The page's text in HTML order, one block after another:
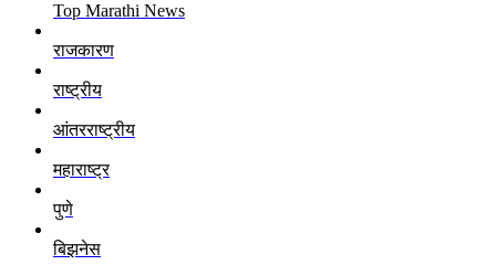
Top Marathi News
राजकारण
राष्ट्रीय
आंतरराष्ट्रीय
महाराष्ट्र
पुणे
बिझनेस